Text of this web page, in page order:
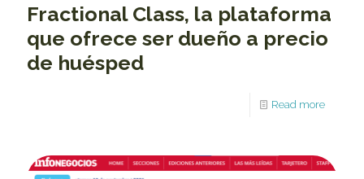
Fractional Class, la plataforma
que ofrece ser dueño a precio
de huésped
Read more